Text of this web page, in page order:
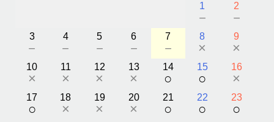
1
－
2
－
3
－
4
－
5
－
6
－
7
－
8
×
9
×
10
×
11
×
12
×
13
×
14
○
15
○
16
×
17
○
18
×
19
×
20
×
21
○
22
○
23
○